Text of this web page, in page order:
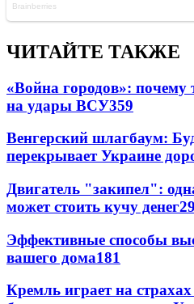
ЧИТАЙТЕ ТАКЖЕ
«Война городов»: почему
на удары ВСУ359
Венгерский шлагбаум:
перекрывает Украине
Двигатель "закипел":
может стоить кучу денег
Эффективные способы
вашего дома181
Кремль играет на